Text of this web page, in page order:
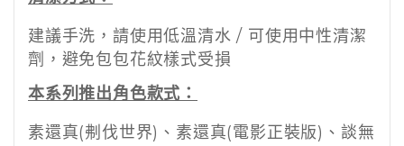
建議手洗，請使用低溫清水 / 可使用中性清潔
劑，避免包包花紋樣式受損
本系列推出角色款式：
素還真(刜伐世界)、素還真(電影正裝版)、談無